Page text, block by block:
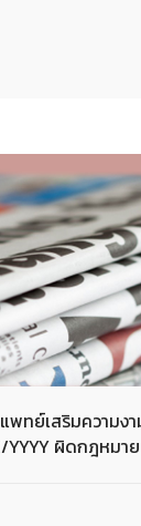
พทย์เสริมความง
ผิดกฎหมาย